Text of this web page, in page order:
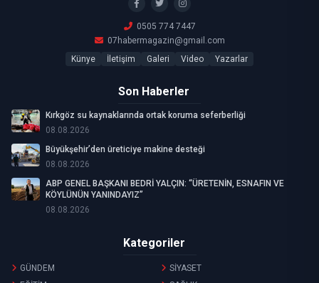
0505 774 7447
07habermagazin@gmail.com
Künye
İletişim Galeri Video Yazarlar
Son Haberler
Kırkgöz su kaynaklarında ortak koruma seferberliği
08.08.2026
Büyükşehir’den üreticiye makine desteği
08.08.2026
ABP GENEL BAŞKANI BEDRİ YALÇIN: “ÜRETENİN, ESNAFIN VE
KÖYLÜNÜN YANINDAYIZ”
08.08.2026
Kategoriler
GÜNDEM
SİYASET